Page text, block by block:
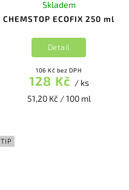
CHEMSTOP ECOFIX 250 ml
Skladem
106 Kč bez DPH
128 Kč / ks
51,20 Kč / 100 ml
Detail
TIP